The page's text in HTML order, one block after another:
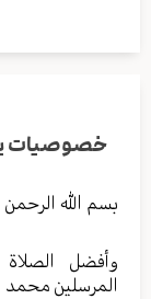
خصوصيات
بسم الله الرحمن
وأفضل
المرسلين محمد